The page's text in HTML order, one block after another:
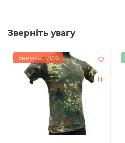
Зверніть увагу
Знижка: -70%